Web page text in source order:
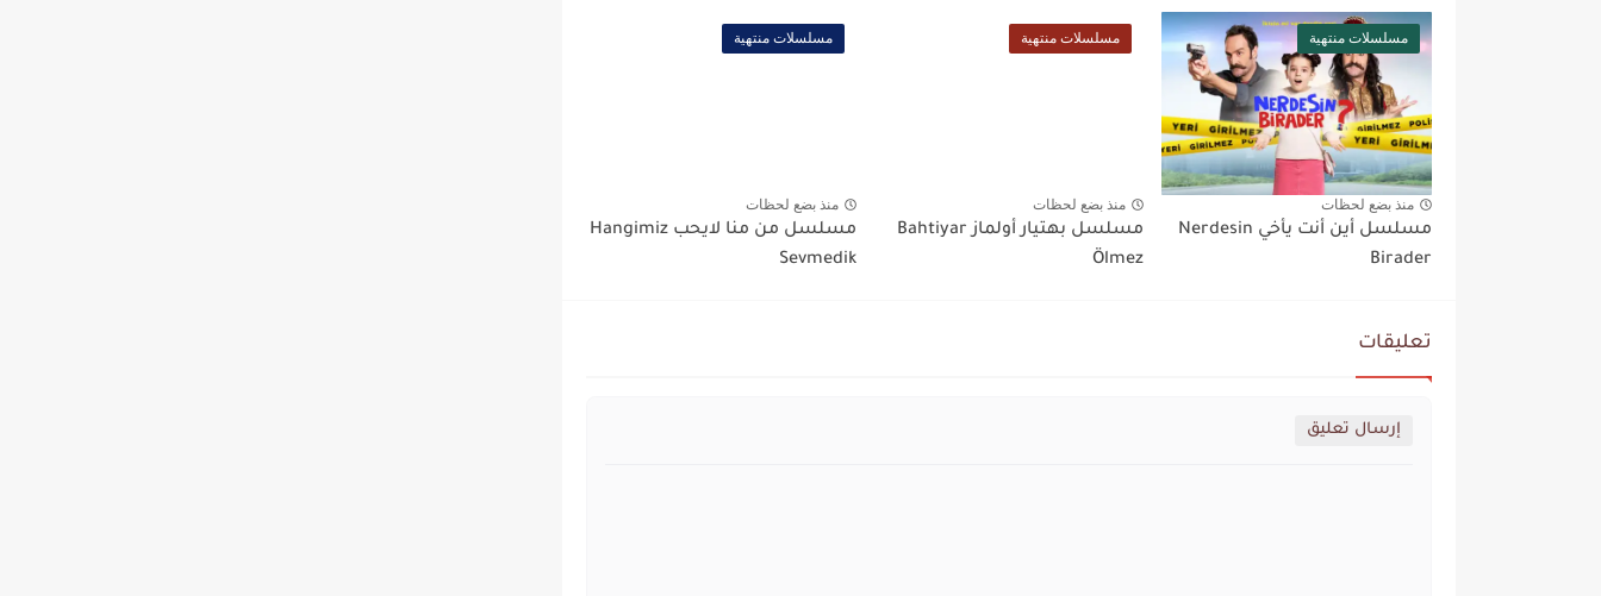
مسلسلات منتهية
منذ بضع لحظات
مسلسل أين أنت يأخي Nerdesin
Birader
مسلسلات منتهية
منذ بضع لحظات
مسلسل بهتيار أولماز Bahtiyar
Ölmez
مسلسلات منتهية
منذ بضع لحظات
مسلسل من منا لايحب Hangimiz
Sevmedik
تعليقات
إرسال تعليق